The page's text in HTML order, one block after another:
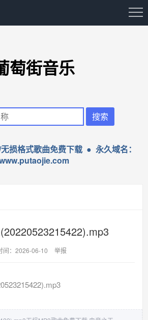
萄街音乐
损格式歌曲免费下载 ● 永久域名：
间：2026-06-10 举报